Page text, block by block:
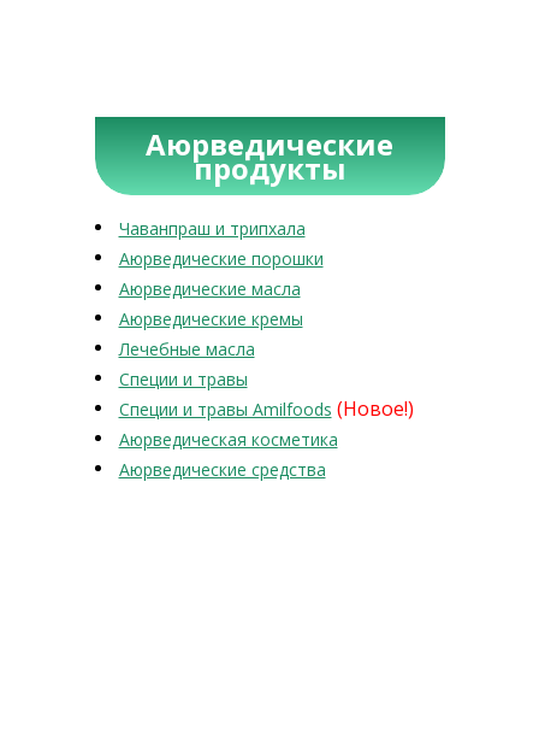
Аюрведические
продукты
Чаванпраш и трипхала
Аюрведические порошки
Аюрведические масла
Аюрведические кремы
Лечебные масла
Специи и травы
Специи и травы Amilfoods (Новое!)
Аюрведическая косметика
Аюрведические средства